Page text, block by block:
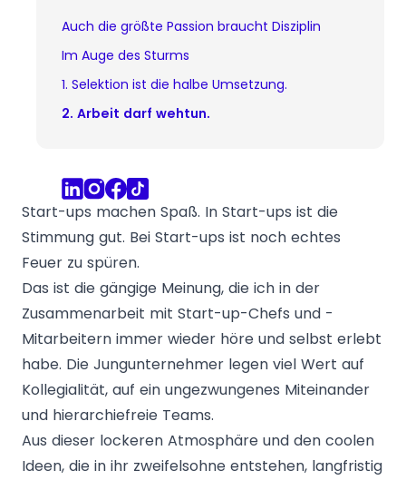
Auch die größte Passion braucht Disziplin
Im Auge des Sturms
1. Selektion ist die halbe Umsetzung.
2. Arbeit darf wehtun.
Start-ups machen Spaß. In Start-ups ist die
Stimmung gut. Bei Start-ups ist noch echtes
Feuer zu spüren.
Das ist die gängige Meinung, die ich in der
Zusammenarbeit mit Start-up-Chefs und -
Mitarbeitern immer wieder höre und selbst erlebt
habe. Die Jungunternehmer legen viel Wert auf
Kollegialität, auf ein ungezwungenes Miteinander
und hierarchiefreie Teams.
Aus dieser lockeren Atmosphäre und den coolen
Ideen, die in ihr zweifelsohne entstehen, langfristig